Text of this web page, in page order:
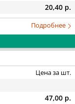
20,40 р.
Подробнее
Цена за шт.
47,00 р.